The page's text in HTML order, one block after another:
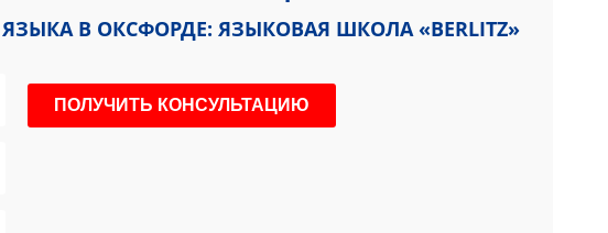
В ОКСФОРДЕ: ЯЗЫКОВАЯ ШКОЛА «BERLITZ»